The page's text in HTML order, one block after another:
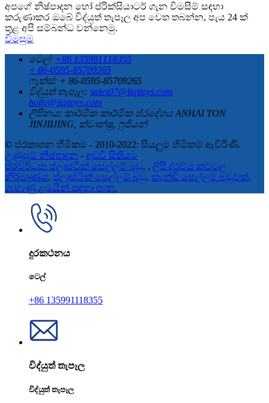
අපගේ නිෂ්පාදන හෝ ප්රික්සියාටර් ගැන විමසීම් සඳහා
කරුණාකර ඔබේ විද්යුත් තැපෑල අප වෙත තබන්න, පැය 24 ක්
තුළ අපි සම්බන්ධ වන්නෙමු.
විමසුම
ටෙල්: +86 135991118355
+ 86-0595-85709265
ෆැක්ස්: + 86-0595-85709265
විද්යුත් තැපෑල: sales07@liqitoys.com
holly@liqitoys.com
ලිපිනය: කාර්මික කාර්මික ප්රදේශය ANHAI TON
JINJIIJING, ක්වාන්ෂු, ෆුජියන්
© ප්රකාශන හිමිකම - 2010-2022: සියලුම හිමිකම් ඇවිරිණි.
උණුසුම් නිෂ්පාදන - අඩවි සිතියම
ප්රවර්ධන ප්ලාස්ටික් සෙල්ලම් බඩු, , ලිපි ද්රව්ය කට්ටල
නිර්මාණය, ප්ලාස්ටික් සෙල්ලම් බඩු, කැන්ඩි සෙල්ලම් බඩුවක්,
ගැහැණු ළමයින් සඳහා පෑන,
දුරකථනය
ටෙල්
+86 135991118355
විද්යුත් තැපෑල
විද්යුත් තැපෑල